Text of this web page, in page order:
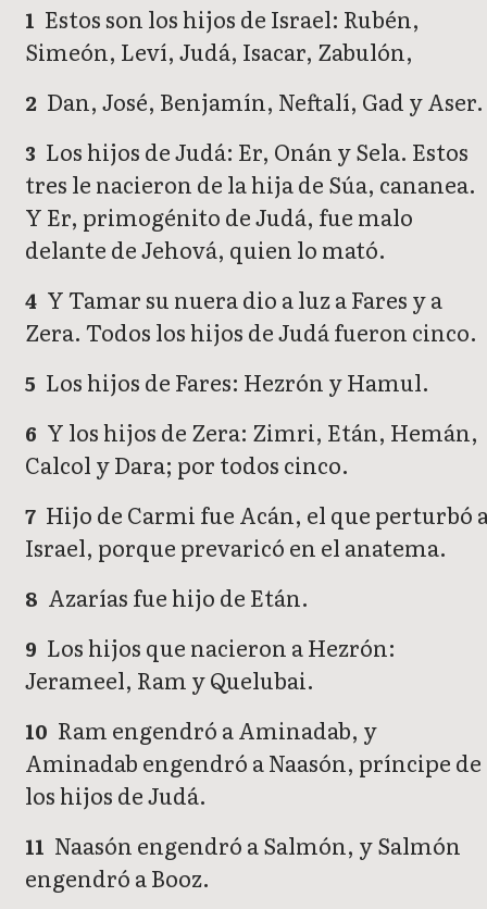
1 Estos son los hijos de Israel: Rubén,
Simeón, Leví, Judá, Isacar, Zabulón,
2 Dan, José, Benjamín, Neftalí, Gad y Aser.
3 Los hijos de Judá: Er, Onán y Sela. Estos
tres le nacieron de la hija de Súa, cananea.
Y Er, primogénito de Judá, fue malo
delante de Jehová, quien lo mató.
4 Y Tamar su nuera dio a luz a Fares y a
Zera. Todos los hijos de Judá fueron cinco.
5 Los hijos de Fares: Hezrón y Hamul.
6 Y los hijos de Zera: Zimri, Etán, Hemán,
Calcol y Dara; por todos cinco.
7 Hijo de Carmi fue Acán, el que perturbó
Israel, porque prevaricó en el anatema.
8 Azarías fue hijo de Etán.
9 Los hijos que nacieron a Hezrón:
Jerameel, Ram y Quelubai.
10 Ram engendró a Aminadab, y
Aminadab engendró a Naasón, príncipe de
los hijos de Judá.
11 Naasón engendró a Salmón, y Salmón
engendró a Booz.